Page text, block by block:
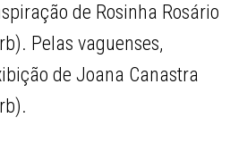
de Rosinha Rosário
Pelas vaguenses,
de Joana Canastra